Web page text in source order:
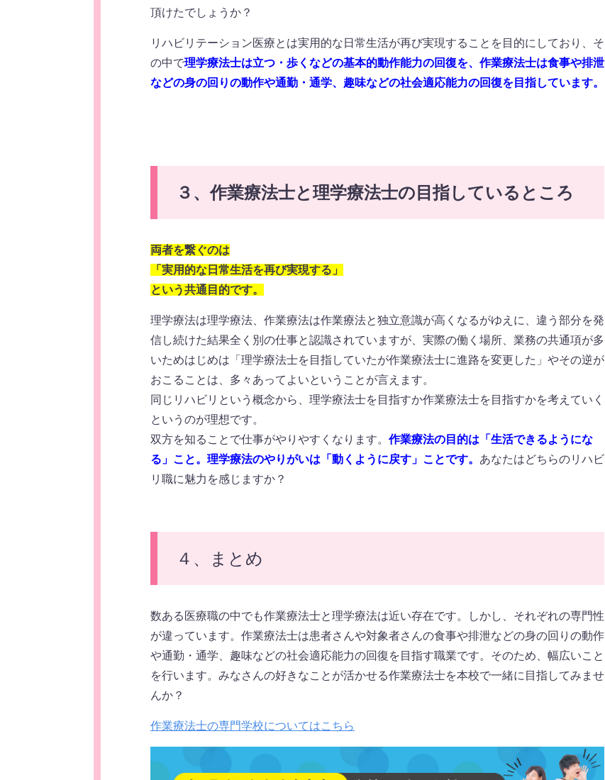
頂けたでしょうか？
リハビリテーション医療とは実用的な日常生活が再び実現することを目的にしており、そ
の中で理学療法士は立つ・歩くなどの基本的動作能力の回復を、作業療法士は食事や排泄
などの身の回りの動作や通勤・通学、趣味などの社会適応能力の回復を目指しています。
３、作業療法士と理学療法士の目指しているところ
両者を繋ぐのは
「実用的な日常生活を再び実現する」
という共通目的です。
理学療法は理学療法、作業療法は作業療法と独立意識が高くなるがゆえに、違う部分を発
信し続けた結果全く別の仕事と認識されていますが、実際の働く場所、業務の共通項が多
いためはじめは「理学療法士を目指していたが作業療法士に進路を変更した」やその逆が
おこることは、多々あってよいということが言えます。
同じリハビリという概念から、理学療法士を目指すか作業療法士を目指すかを考えていく
というのが理想です。
双方を知ることで仕事がやりやすくなります。 作業療法の目的は「生活できるようにな
る」こと。理学療法のやりがいは「動くように戻す」ことです。 あなたはどちらのリハビ
リ職に魅力を感じますか？
４、まとめ
数ある医療職の中でも作業療法士と理学療法は近い存在です。しかし、それぞれの専門性
が違っています。作業療法士は患者さんや対象者さんの食事や排泄などの身の回りの動作
や通勤・通学、趣味などの社会適応能力の回復を目指す職業です。そのため、幅広いこと
を行います。みなさんの好きなことが活かせる作業療法士を本校で一緒に目指してみませ
んか？
作業療法士の専門学校についてはこちら